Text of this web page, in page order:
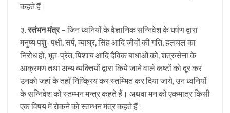
कहते हैं।
३.स्तंभन मंत्र– जिन ध्वनियों के वैज्ञानिक सन्निवेश के घर्षण द्वारा
मनुष्य पशु- पक्षी, सर्प, व्याघ्र, सिंह आदि जीवों की गति, हलचल का
निरोध हो, भूत-प्रेत, पिशाच आदि दैविक बाधाओं को, शत्रुसेना के
आक्रमण तथा अन्य व्यक्तियों द्वारा किये जाने वाले कष्टों को दूर कर
उनको जहां के तहाँ निष्क्रिय कर स्तम्भित कर दिया जाये, उन ध्वनियों
के सन्निवेश को स्तम्भन मन्त्र कहते हैं। अथवा मन को एकमात्र किसी
एक विषय में रोकने को स्तम्भन मंत्र कहते हैं।